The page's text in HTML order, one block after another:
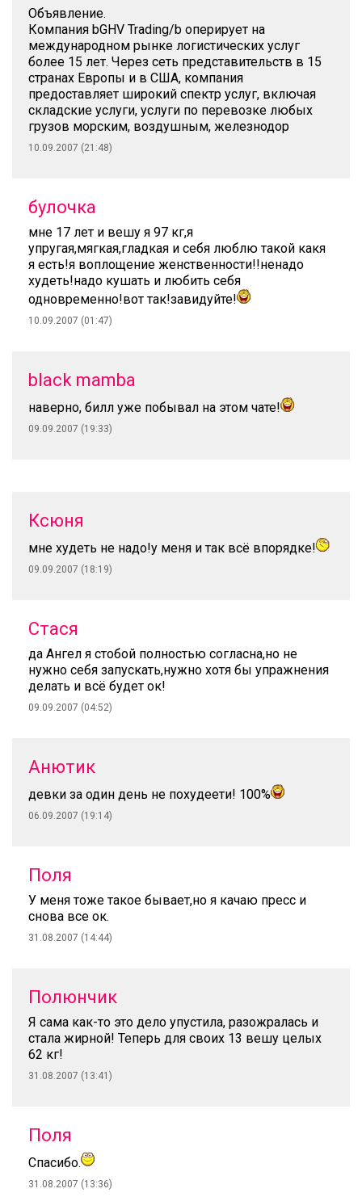
Объявление.
Компания bGHV Trading/b оперирует на
международном рынке логистических услуг
более 15 лет. Через сеть представительств в 15
странах Европы и в США, компания
предоставляет широкий спектр услуг, включая
складские услуги, услуги по перевозке любых
грузов морским, воздушным, железнодор
10.09.2007 (21:48)
булочка
мне 17 лет и вешу я 97 кг,я
упругая,мягкая,гладкая и себя люблю такой какя
я есть!я воплощение женственности!!ненадо
худеть!надо кушать и любить себя
одновременно!вот так!завидуйте!
10.09.2007 (01:47)
black mamba
наверно, билл уже побывал на этом чате!
09.09.2007 (19:33)
Ксюня
мне худеть не надо!у меня и так всё впорядке!
09.09.2007 (18:19)
Стася
да Ангел я стобой полностью согласна,но не
нужно себя запускать,нужно хотя бы упражнения
делать и всё будет ок!
09.09.2007 (04:52)
Анютик
девки за один день не похудеети! 100%
06.09.2007 (19:14)
Поля
У меня тоже такое бывает,но я качаю пресс и
снова все ок.
31.08.2007 (14:44)
Полюнчик
Я сама как-то это дело упустила, разожралась и
стала жирной! Теперь для своих 13 вешу целых
62 кг!
31.08.2007 (13:41)
Поля
Спасибо.
31.08.2007 (13:36)